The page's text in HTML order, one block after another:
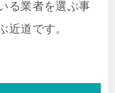
る業者を選ぶ事
近道です。